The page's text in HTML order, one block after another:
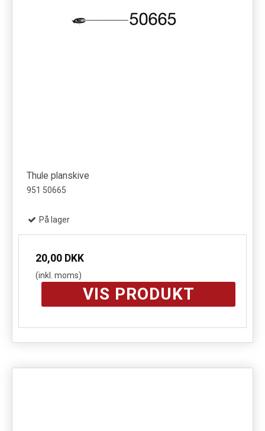
Thule planskive
951 50665
På lager
20,00 DKK
(inkl. moms)
VIS PRODUKT